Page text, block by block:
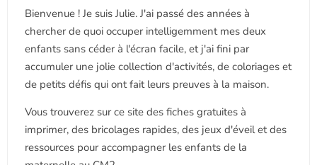
Bienvenue ! Je suis Julie. J'ai passé des années à
chercher de quoi occuper intelligemment mes deux
enfants sans céder à l'écran facile, et j'ai fini par
accumuler une jolie collection d'activités, de coloriages et
de petits défis qui ont fait leurs preuves à la maison.
Vous trouverez sur ce site des fiches gratuites à
imprimer, des bricolages rapides, des jeux d'éveil et des
ressources pour accompagner les enfants de la